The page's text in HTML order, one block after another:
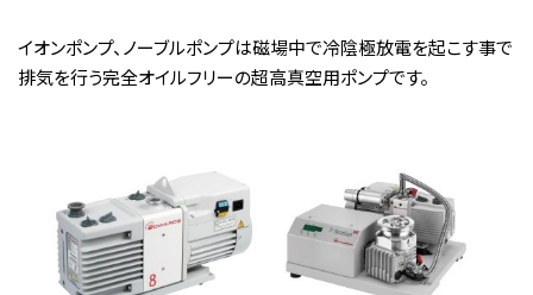
イオンポンプ、ノーブルポンプは磁場中で冷陰極放電を起こす事で
排気を行う完全オイルフリーの超高真空用ポンプです。